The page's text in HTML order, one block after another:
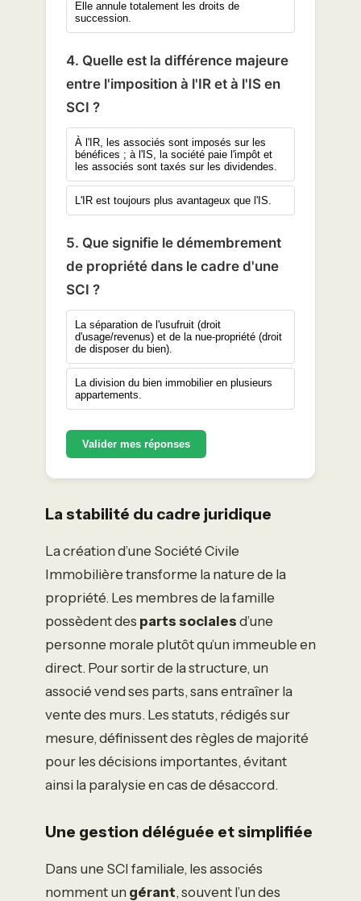
Elle annule totalement les droits de
succession.
4. Quelle est la différence majeure
entre l'imposition à l'IR et à l'IS en
SCI ?
À l'IR, les associés sont imposés sur les
bénéfices ; à l'IS, la société paie l'impôt et
les associés sont taxés sur les dividendes.
L'IR est toujours plus avantageux que l'IS.
5. Que signifie le démembrement
de propriété dans le cadre d'une
SCI ?
La séparation de l'usufruit (droit
d'usage/revenus) et de la nue-propriété (droit
de disposer du bien).
La division du bien immobilier en plusieurs
appartements.
Valider mes réponses
La stabilité du cadre juridique
La création d’une Société Civile
Immobilière transforme la nature de la
propriété. Les membres de la famille
possèdent des parts sociales d’une
personne morale plutôt qu’un immeuble en
direct. Pour sortir de la structure, un
associé vend ses parts, sans entraîner la
vente des murs. Les statuts, rédigés sur
mesure, définissent des règles de majorité
pour les décisions importantes, évitant
ainsi la paralysie en cas de désaccord.
Une gestion déléguée et simplifiée
Dans une SCI familiale, les associés
nomment un gérant, souvent l’un des